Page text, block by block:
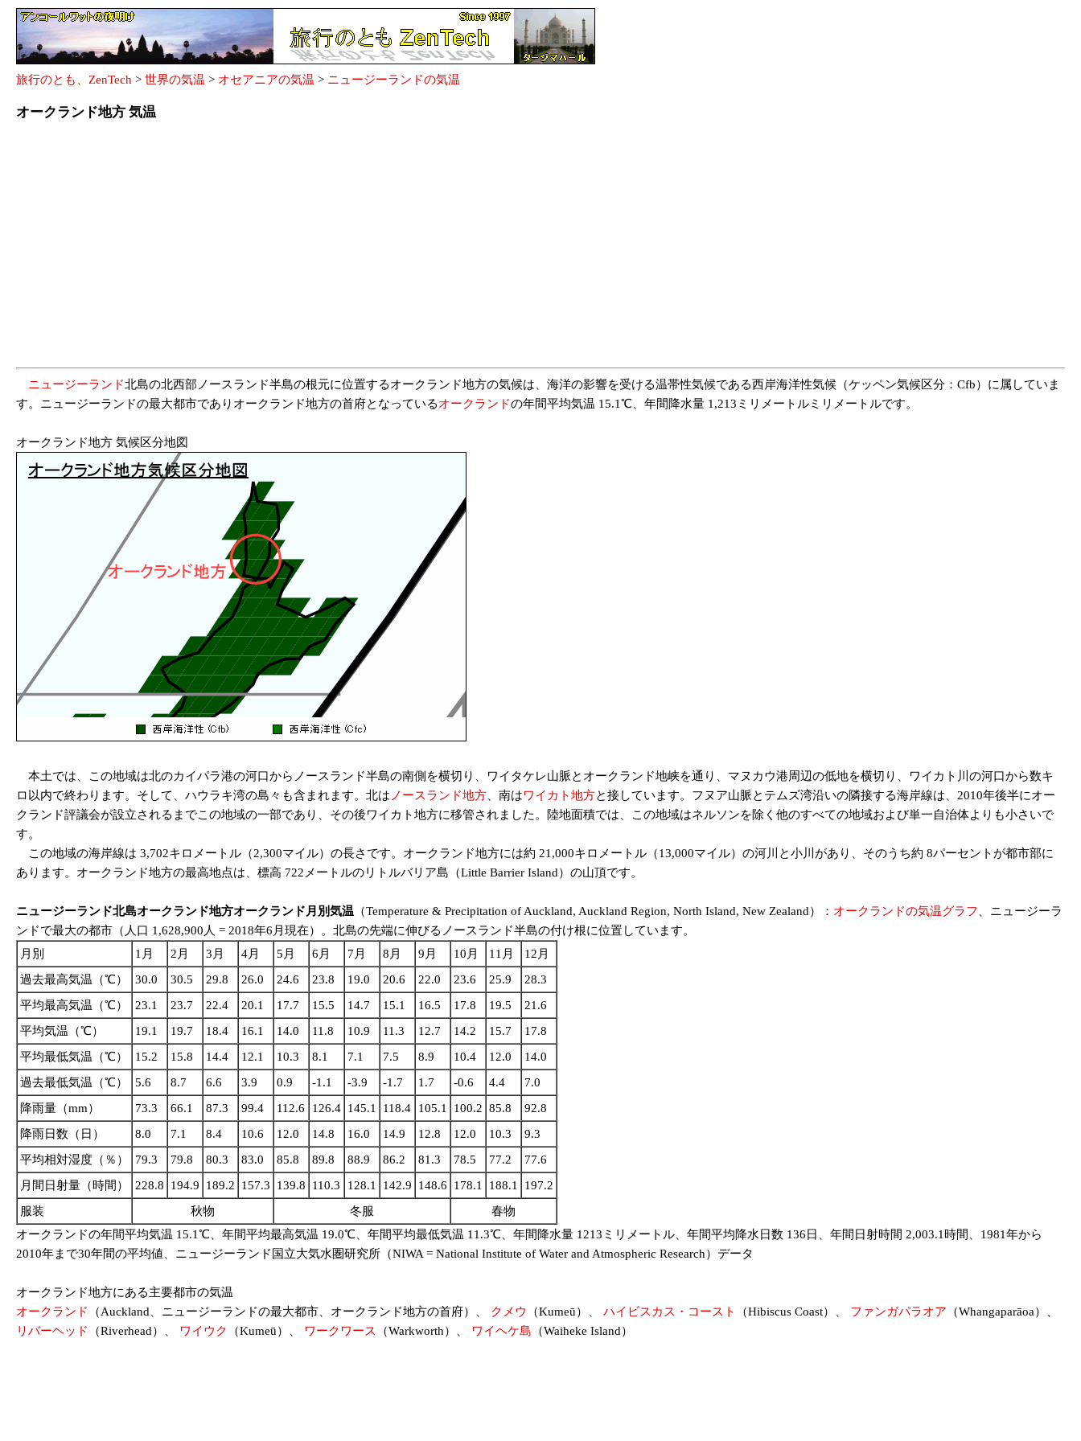
旅行のとも、ZenTech > 世界の気温 > オセアニアの気温 > ニュージーランドの気温
オークランド地方 気温
ニュージーランド北島の北西部ノースランド半島の根元に位置するオークランド地方の気候は、海洋の影響を受ける温帯性気候である西岸海洋性気候（ケッペン気候区分：Cfb）に属していま
す。ニュージーランドの最大都市でありオークランド地方の首府となっているオークランドの年間平均気温 15.1℃、年間降水量 1,213ミリメートルミリメートルです。
オークランド地方 気候区分地図
本土では、この地域は北のカイパラ港の河口からノースランド半島の南側を横切り、ワイタケレ山脈とオークランド地峡を通り、マヌカウ港周辺の低地を横切り、ワイカト川の河口から数キ
ロ以内で終わります。そして、ハウラキ湾の島々も含まれます。北は ノースランド地方 、南はワイカト地方と接しています。フヌア山脈とテムズ湾沿いの隣接する海岸線は、2010年後半にオー
クランド評議会が設立されるまでこの地域の一部であり、その後ワイカト地方に移管されました。陸地面積では、この地域はネルソンを除く他のすべての地域および単一自治体よりも小さいで
す。
この地域の海岸線は 3,702キロメートル（2,300マイル）の長さです。オークランド地方には約 21,000キロメートル（13,000マイル）の河川と小川があり、そのうち約 8パーセントが都市部に
あります。オークランド地方の最高地点は、標高 722メートルのリトルバリア島（Little Barrier Island）の山頂です。
ニュージーランド北島オークランド地方オークランド月別気温 （Temperature & Precipitation of Auckland, Auckland Region, North Island, New Zealand）： オークランドの気温グラフ
、ニュージーラ
ンドで最大の都市（人口 1,628,900人 = 2018年6月現在）。北島の先端に伸びるノースランド半島の付け根に位置しています。
月別
1月 2月 3月 4月 5月 6月 7月 8月 9月 10月 11月
12月
過去最高気温（℃）
30.0 30.5 29.8 26.0 24.6 23.8 19.0 20.6 22.0 23.6 25.9
28.3
平均最高気温（℃）
23.1 23.7 22.4 20.1 17.7 15.5 14.7 15.1 16.5 17.8 19.5
21.6
平均気温（℃）
19.1 19.7 18.4 16.1 14.0 11.8 10.9 11.3 12.7 14.2 15.7
17.8
平均最低気温（℃）
15.2 15.8 14.4 12.1 10.3 8.1 7.1 7.5 8.9 10.4 12.0
14.0
過去最低気温（℃）
5.6 8.7 6.6 3.9 0.9 -1.1 -3.9 -1.7 1.7 -0.6 4.4
7.0
降雨量（mm）
73.3 66.1 87.3 99.4 112.6 126.4 145.1 118.4 105.1 100.2 85.8
92.8
降雨日数（日）
8.0 7.1 8.4 10.6 12.0 14.8 16.0 14.9 12.8 12.0 10.3
9.3
平均相対湿度（％）
79.3 79.8 80.3 83.0 85.8 89.8 88.9 86.2 81.3 78.5 77.2
77.6
月間日射量（時間）
228.8 194.9 189.2 157.3 139.8 110.3 128.1 142.9 148.6 178.1 188.1
197.2
服装
秋物 冬服
春物
オークランドの年間平均気温 15.1℃、年間平均最高気温 19.0℃、年間平均最低気温 11.3℃、年間降水量 1213ミリメートル、年間平均降水日数 136日、年間日射時間 2,003.1時間、1981年から
2010年まで30年間の平均値、ニュージーランド国立大気水圏研究所（NIWA = National Institute of Water and Atmospheric Research）データ
オークランド地方にある主要都市の気温
オークランド
（Auckland、ニュージーランドの最大都市、オークランド地方の首府）、 クメウ （Kumeū）、 ハイビスカス・コースト （Hibiscus Coast）、 ファンガパラオア （Whangaparāoa）、
リバーヘッド
（Riverhead）、 ワイウク （Kumeū）、 ワークワース （Warkworth）、 ワイヘケ島 （Waiheke Island）